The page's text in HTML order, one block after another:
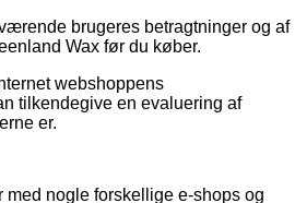
brugeres betragtninger og af
Wax før du køber.
webshoppens
tilkendegive en evaluering af
er.
nogle forskellige e-shops og